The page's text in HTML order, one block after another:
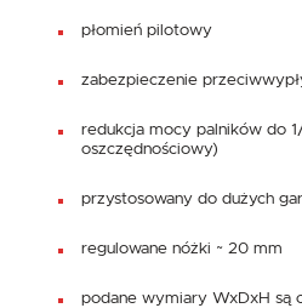
płomień pilotowy
zabezpieczenie
redukcja mocy palników do
oszczędnościowy)
przystosowany do dużych
regulowane nóżki ~ 20 mm
podane wymiary WxDxH są